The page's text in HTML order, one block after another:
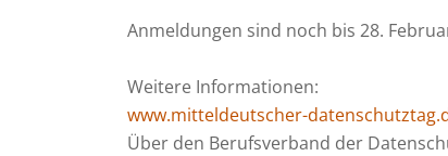
Anmeldungen sind noch bis 28.
Weitere Informationen:
www.mitteldeutscher-
Über den Berufsverband der